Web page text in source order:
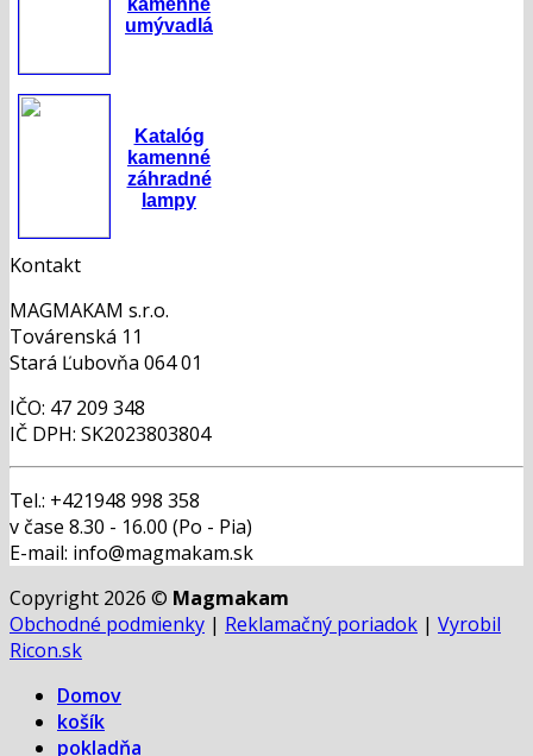
umývadlá
Katalóg
kamenné
záhradné
lampy
Kontakt
MAGMAKAM s.r.o.
Továrenská 11
Stará Ľubovňa 064 01
IČO: 47 209 348
IČ DPH: SK2023803804
Tel.: +421948 998 358
v čase 8.30 - 16.00 (Po - Pia)
E-mail: info@magmakam.sk
Copyright 2026 © Magmakam
Obchodné podmienky | Reklamačný poriadok | Vyrobil
Ricon.sk
Domov
košík
pokladňa